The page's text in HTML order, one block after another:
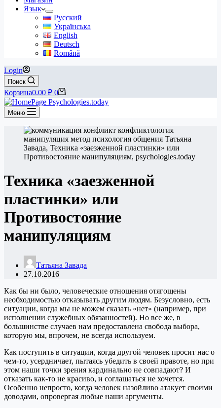
Язык
Русский
Українська
English
Deutsch
Română
Login
Поиск
Корзина0.00 ₽ 0
Меню
Техника «заезженной
пластинки» или
Противостояние
манипуляциям
Татьяна Завада
27.10.2016
Как бы ни было, человеческие отношения отягощены
необходимостью отказывать другим людям. Безусловно, есть
ситуации, когда мы не можем сказать «нет» (например, при
исполнении служебных обязанностей). Но все же, в
большинстве случаев нам предоставлена свобода выбора,
которую мы, впрочем, не всегда используем.
Как поступить в ситуации, когда другой человек просит нас о
чем-то, усердничает, пытаясь убедить в своей правоте, но при
этом наши точки зрения кардинально не совпадают? И
отказать как-то не красиво, и соглашаться не хочется.
Особенно непросто, когда человек назойливо атакует своими
доводами, опровергая любые наши аргументы.